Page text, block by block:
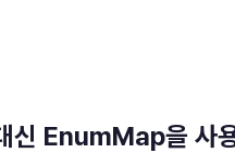
EnumMap을 사